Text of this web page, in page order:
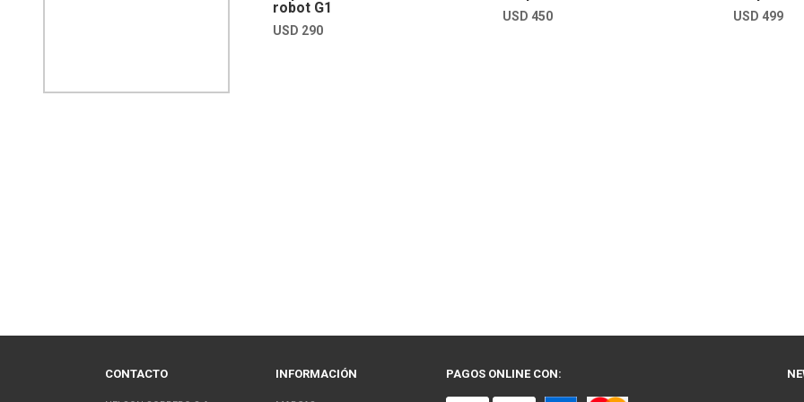
robot G1
USD 290
USD 450 USD 499
CONTACTO INFORMACIÓN PAGOS ONLINE CON: